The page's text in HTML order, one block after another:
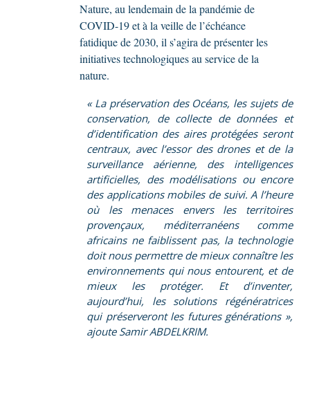
Nature, au lendemain de la pandémie de
COVID-19 et à la veille de l’échéance
fatidique de 2030, il s’agira de présenter les
initiatives technologiques au service de la
nature.
« La préservation des Océans, les sujets de
conservation, de collecte de données et
d’identification des aires protégées seront
centraux, avec l’essor des drones et de la
surveillance aérienne, des intelligences
artificielles, des modélisations ou encore
des applications mobiles de suivi. A l’heure
où les menaces envers les territoires
provençaux, méditerranéens comme
africains ne faiblissent pas, la technologie
doit nous permettre de mieux connaître les
environnements qui nous entourent, et de
mieux les protéger. Et d’inventer,
aujourd’hui, les solutions régénératrices
qui préserveront les futures générations »,
ajoute Samir ABDELKRIM.